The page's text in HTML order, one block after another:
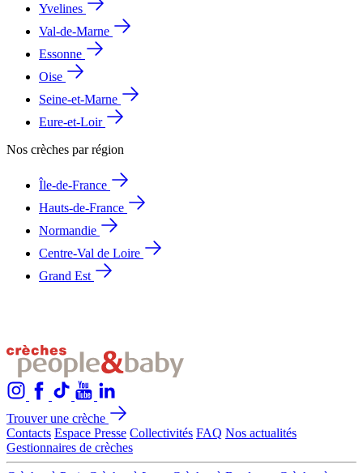
Yvelines
Val-de-Marne
Essonne
Oise
Seine-et-Marne
Eure-et-Loir
Nos crèches par région
Île-de-France
Hauts-de-France
Normandie
Centre-Val de Loire
Grand Est
Trouver une crèche
Contacts Espace Presse Collectivités FAQ Nos actualités
Gestionnaires de crèches